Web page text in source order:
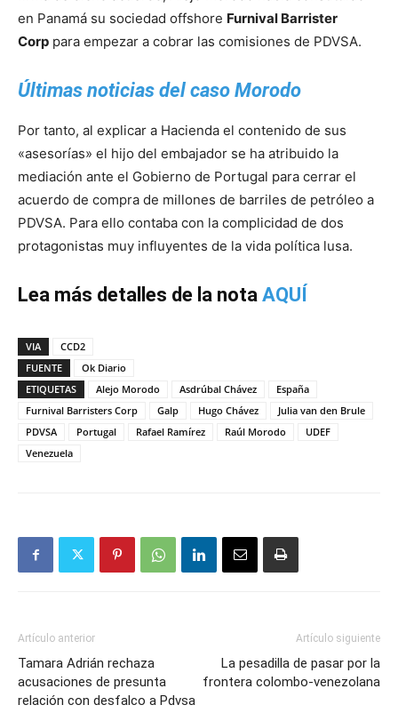
en Panamá su sociedad offshore Furnival Barrister
Corp para empezar a cobrar las comisiones de PDVSA.
Últimas noticias del caso Morodo
Por tanto, al explicar a Hacienda el contenido de sus
«asesorías» el hijo del embajador se ha atribuido la
mediación ante el Gobierno de Portugal para cerrar el
acuerdo de compra de millones de barriles de petróleo a
PDVSA. Para ello contaba con la complicidad de dos
protagonistas muy influyentes de la vida política lusa.
Lea más detalles de la nota AQUÍ
VIA
CCD2
FUENTE
Ok Diario
ETIQUETAS
Alejo Morodo Asdrúbal Chávez
España
Furnival Barristers Corp
Galp Hugo Chávez
Julia van den Brule
PDVSA
Portugal Rafael Ramírez Raúl Morodo
UDEF
Venezuela
Artículo anterior
Tamara Adrián rechaza
acusaciones de presunta
relación con desfalco a Pdvsa
Artículo siguiente
La pesadilla de pasar por la
frontera colombo-venezolana